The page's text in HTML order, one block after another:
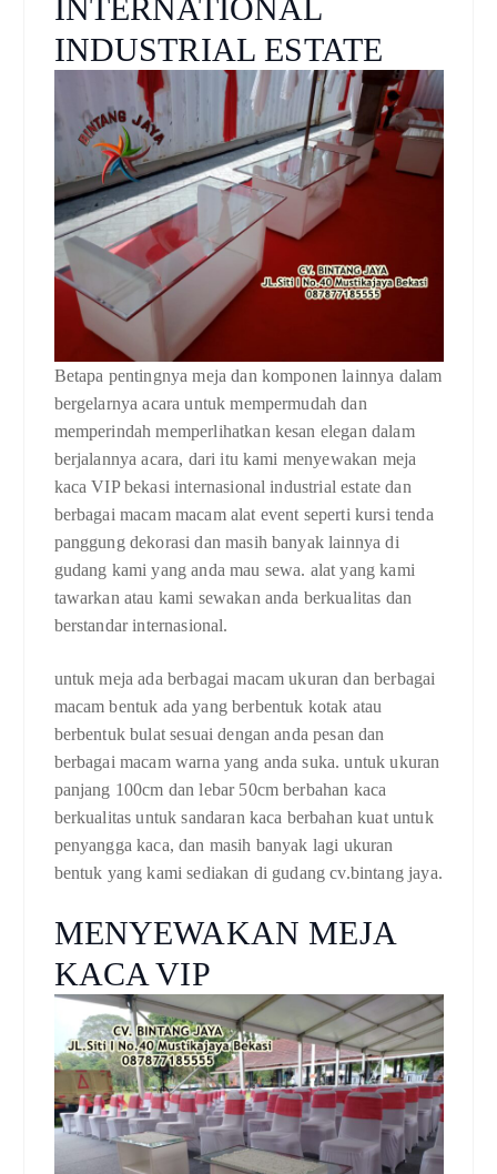
INTERNATIONAL
INDUSTRIAL ESTATE
Betapa pentingnya meja dan komponen lainnya dalam
bergelarnya acara untuk mempermudah dan
memperindah memperlihatkan kesan elegan dalam
berjalannya acara, dari itu kami menyewakan meja
kaca VIP bekasi internasional industrial estate dan
berbagai macam macam alat event seperti kursi tenda
panggung dekorasi dan masih banyak lainnya di
gudang kami yang anda mau sewa. alat yang kami
tawarkan atau kami sewakan anda berkualitas dan
berstandar internasional.
untuk meja ada berbagai macam ukuran dan berbagai
macam bentuk ada yang berbentuk kotak atau
berbentuk bulat sesuai dengan anda pesan dan
berbagai macam warna yang anda suka. untuk ukuran
panjang 100cm dan lebar 50cm berbahan kaca
berkualitas untuk sandaran kaca berbahan kuat untuk
penyangga kaca, dan masih banyak lagi ukuran
bentuk yang kami sediakan di gudang cv.bintang jaya.
MENYEWAKAN MEJA
KACA VIP